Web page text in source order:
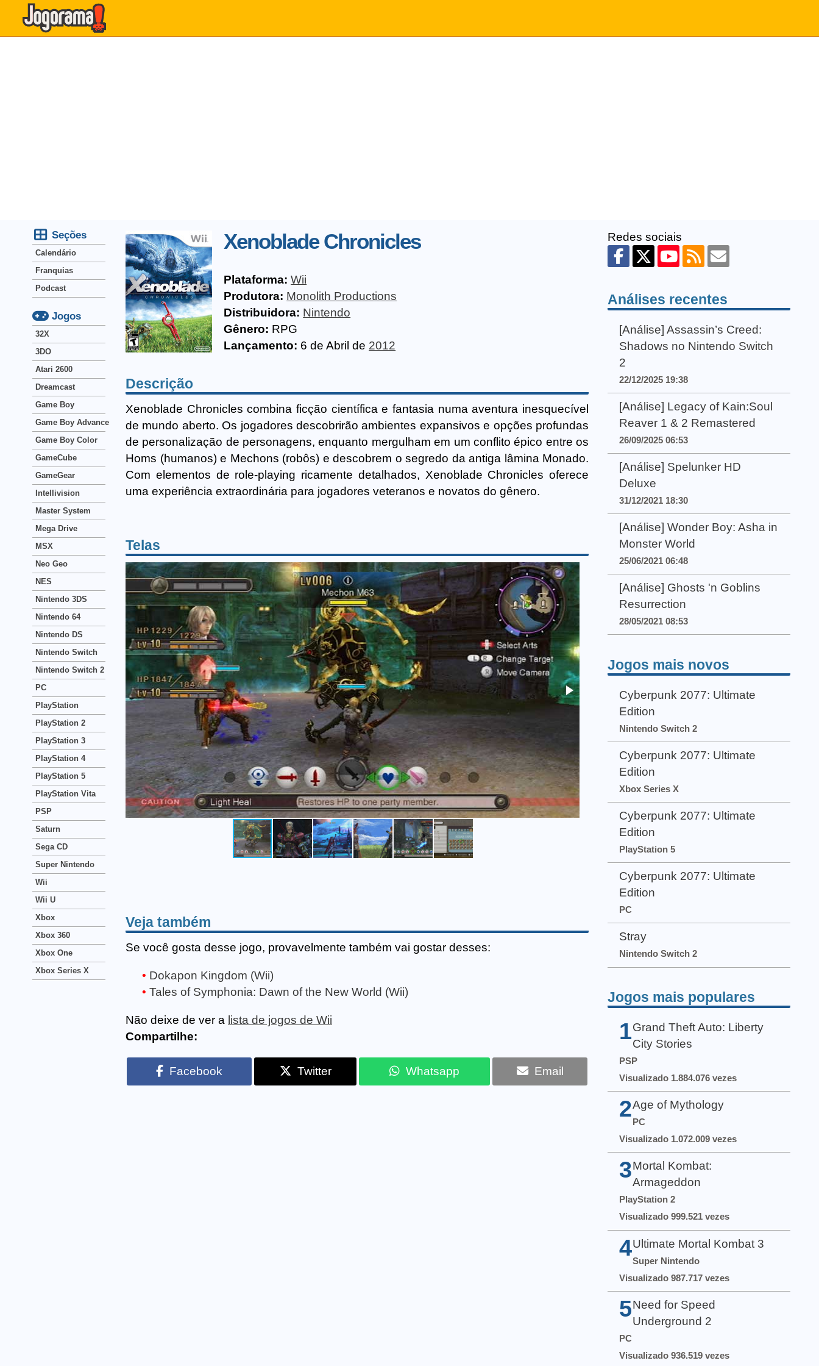
Xenoblade Chronicles
Plataforma: Wii
Produtora: Monolith Productions
Distribuidora: Nintendo
Gênero: RPG
Lançamento: 6 de Abril de 2012
Descrição
Xenoblade Chronicles combina ficção científica e fantasia numa aventura inesquecível
de mundo aberto. Os jogadores descobrirão ambientes expansivos e opções profundas
de personalização de personagens, enquanto mergulham em um conflito épico entre os
Homs (humanos) e Mechons (robôs) e descobrem o segredo da antiga lâmina Monado.
Com elementos de role-playing ricamente detalhados, Xenoblade Chronicles oferece
uma experiência extraordinária para jogadores veteranos e novatos do gênero.
Telas
Veja também
Se você gosta desse jogo, provavelmente também vai gostar desses:
Dokapon Kingdom (Wii)
Tales of Symphonia: Dawn of the New World (Wii)
Não deixe de ver a lista de jogos de Wii
Compartilhe:
Facebook Twitter Whatsapp Email
Seções
Calendário
Franquias
Podcast
Jogos
32X
3DO
Atari 2600
Dreamcast
Game Boy
Game Boy Advance
Game Boy Color
GameCube
GameGear
Intellivision
Master System
Mega Drive
MSX
Neo Geo
NES
Nintendo 3DS
Nintendo 64
Nintendo DS
Nintendo Switch
Nintendo Switch 2
PC
PlayStation
PlayStation 2
PlayStation 3
PlayStation 4
PlayStation 5
PlayStation Vita
PSP
Saturn
Sega CD
Super Nintendo
Wii
Wii U
Xbox
Xbox 360
Xbox One
Xbox Series X
Redes sociais
Análises recentes
[Análise] Assassin’s Creed:
Shadows no Nintendo Switch
2
22/12/2025 19:38
[Análise] Legacy of Kain:Soul
Reaver 1 & 2 Remastered
26/09/2025 06:53
[Análise] Spelunker HD
Deluxe
31/12/2021 18:30
[Análise] Wonder Boy: Asha in
Monster World
25/06/2021 06:48
[Análise] Ghosts 'n Goblins
Resurrection
28/05/2021 08:53
Jogos mais novos
Cyberpunk 2077: Ultimate
Edition
Nintendo Switch 2
Cyberpunk 2077: Ultimate
Edition
Xbox Series X
Cyberpunk 2077: Ultimate
Edition
PlayStation 5
Cyberpunk 2077: Ultimate
Edition
PC
Stray
Nintendo Switch 2
Jogos mais populares
1 Grand Theft Auto: Liberty
City Stories
PSP
Visualizado 1.884.076 vezes
2Age of Mythology
PC
Visualizado 1.072.009 vezes
3 Mortal Kombat:
Armageddon
PlayStation 2
Visualizado 999.521 vezes
4 Ultimate Mortal Kombat 3
Super Nintendo
Visualizado 987.717 vezes
5 Need for Speed
Underground 2
PC
Visualizado 936.519 vezes